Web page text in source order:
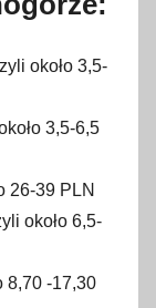
około 3,5-
3,5-6,5
26-39 PLN
około 6,5-
8,70 -17,30